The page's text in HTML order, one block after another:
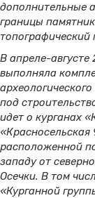
дополнительные
границы
топографический
В апреле-
выполняла
под
идет о курганах
«Красносельская
расположенной
западу от
Осечки. В том
«Курганной